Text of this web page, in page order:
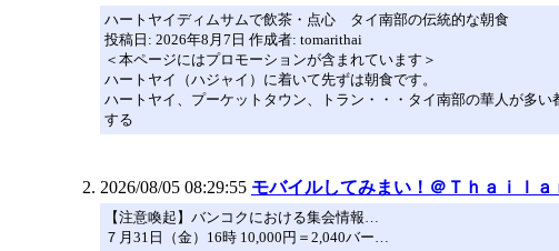
ハートヤイディムサムで飲茶・点心 タイ南部の伝統的な朝食
投稿日: 2026年8月7日 作成者: tomarithai
＜本ページにはプロモーションが含まれています＞
ハートヤイ（ハジャイ）に着いて先ずは朝食です。
ハートヤイ、プーケットタウン、トラン・・・タイ南部の華人が多
する
2026/08/05 08:29:55 モバイルしてみまい！＠Ｔｈａｉｌａ
【注意喚起】バンコクにおける集会情報…
７月31日（金）16時 10,000円＝2,040バー…